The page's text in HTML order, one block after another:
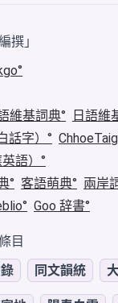
撰」
維基詞典
日語維
話字）
語）
客語萌典
兩岸
Goo 辞書
目
同文韻統